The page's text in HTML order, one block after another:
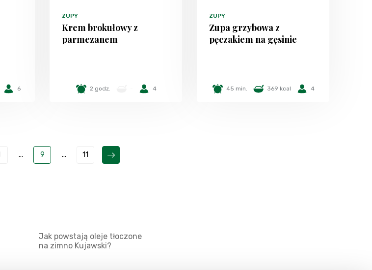
6
ZUPY
Krem brokułowy z
parmezanem
2 godz. 4
ZUPY
Zupa grzybowa z
pęczakiem na gęsinie
45 min. 369 kcal 4
... 9 ... 11
Jak powstają oleje tłoczone
na zimno Kujawski?